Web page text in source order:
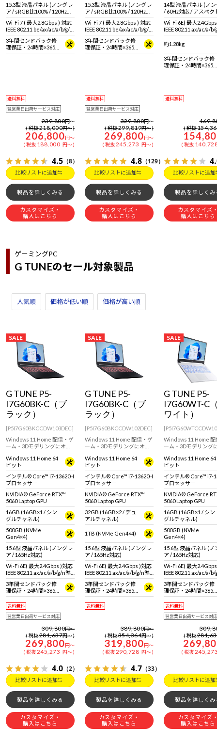
15.3型 液晶パネル (ノングレ
ア / sRGB比100% / 120Hz対
応)
Wi-Fi 7 ( 最大2.8Gbps ) 対応
IEEE 802.11 be/ax/ac/a/b/g/n
準拠 ＋ Bluetooth 5内蔵
3年間センドバック修
理保証・24時間×365
日電話サポート
送料無料
翌営業日出荷サービス対応
239,800円～
税抜218,000円～
206,800円～
税抜 188,000 円～
4.5 （8）
比較リストに追加
製品を詳しくみる
カスタマイズ・
購入はこちら
15.3型 液晶パネル (ノングレ
ア / sRGB比100% / 120Hz対
応)
Wi-Fi 7 ( 最大2.8Gbps ) 対応
IEEE 802.11 be/ax/ac/a/b/g/n
準拠 ＋ Bluetooth 5内蔵
3年間センドバック修
理保証・24時間×365
日電話サポート
送料無料
翌営業日出荷サービス対応
329,800円～
税抜299,819円～
269,800円～
税抜245,273 円～
4.8 （129）
比較リストに追加
製品を詳しくみる
カスタマイズ・
購入はこちら
14型 液晶パネル (ノ
/ 60Hz対応 / アスペク
16:10)
Wi-Fi 6E( 最大
IEEE 802.11 ax/ac/a/
拠 ＋ Bluetooth 5内蔵
約1.28kg
3年間センドバック修
理保証・24時間×365
日電話サポート
送料無料
税抜
税抜
比較リストに追加
製品を詳しくみ
カスタマイズ
購入はこちら
ゲーミングPC
G TUNEのセール対象製品
人気順 価格が低い順 価格が高い順
SALE
G TUNE P5-
I7G60BK-C（ブ
ラック）
[P5I7G60BKCCDW103DEC]
Windows 11 Home 配信・ゲ
ーム・3Dモデリングにオス
WQHD液晶ゲーミングノー
トPC！RTX 5060 Laptop
GPU 搭載。
Windows 11 Home 64
ビット
インテル® Core™ i7-13620H
プロセッサー
NVIDIA® GeForce RTX™
5060 Laptop GPU
16GB (16GB×1 / シン
グルチャネル)
500GB (NVMe
Gen4×4)
15.6型 液晶パネル (ノングレ
ア / 165Hz対応)
Wi-Fi 6E( 最大2.4Gbps )対応
IEEE 802.11 ax/ac/a/b/g/n準
拠 ＋ Bluetooth 5内蔵
3年間センドバック修
理保証・24時間×365
日電話サポート
送料無料
翌営業日出荷サービス対応
309,800円～
税抜281,637円～
269,800円～
税抜245,273 円～
4.0 （2）
比較リストに追加
製品を詳しくみる
カスタマイズ・
購入はこちら
SALE
G TUNE P5-
I7G60BK-C（ブ
ラック）
[P5I7G60BKCCDW102DEC]
Windows 11 Home 配信・ゲ
ーム・3Dモデリングにオス
WQHD液晶ゲーミングノー
トPC！RTX 5060 Laptop
GPU 搭載。
Windows 11 Home 64
ビット
インテル® Core™ i7-13620H
プロセッサー
NVIDIA® GeForce RTX™
5060 Laptop GPU
32GB (16GB×2 / デュ
アルチャネル)
1TB (NVMe Gen4×4)
15.6型 液晶パネル (ノングレ
ア / 165Hz対応)
Wi-Fi 6E( 最大2.4Gbps )対応
IEEE 802.11 ax/ac/a/b/g/n準
拠 ＋ Bluetooth 5内蔵
3年間センドバック修
理保証・24時間×365
日電話サポート
送料無料
389,800円～
税抜354,364円～
319,800円～
税抜290,728 円～
4.7 （33）
比較リストに追加
製品を詳しくみる
カスタマイズ・
購入はこちら
SALE
G TUNE P5-
I7G60WT-C
ワイト）
Windows 11 Home 配
ーム・3Dモデリング
WQHD液晶ゲーミン
トPC！RTX 5060
GPU 搭載。
Windows 11 Home 64
ビット
インテル® Core™ i7-
プロセッサー
NVIDIA® GeForce
5060 Laptop GPU
16GB (16GB×1 / シン
グルチャネル)
500GB (NVMe
Gen4×4)
15.6型 液晶パネル (ノ
ア / 165Hz対応)
Wi-Fi 6E( 最大
IEEE 802.11 ax/ac/a/
拠 ＋ Bluetooth 5内蔵
3年間センドバック修
理保証・24時間×365
日電話サポート
送料無料
翌営業日出荷サービス対応
税抜
税抜
比較リストに追加
製品を詳しくみ
カスタマイズ
購入はこちら